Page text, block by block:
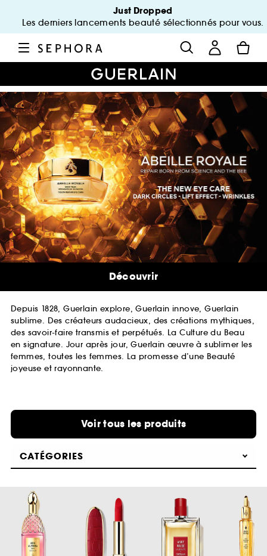
Just Dropped
Les derniers lancements beauté sélectionnés pour vous.
Depuis 1828, Guerlain explore, Guerlain innove, Guerlain
sublime. Des créateurs audacieux, des créations mythiques,
des savoir-faire transmis et perpétués. La Culture du Beau
en signature. Jour après jour, Guerlain œuvre à sublimer les
femmes, toutes les femmes. La promesse d’une Beauté
joyeuse et rayonnante.
Voir tous les produits
CATÉGORIES
Découvrir